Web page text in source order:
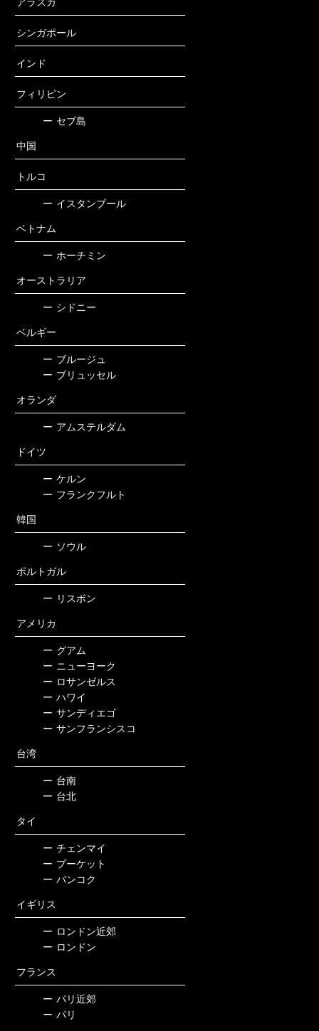
シンガポール
インド
フィリピン
ー セブ島
中国
トルコ
ー イスタンブール
ベトナム
ー ホーチミン
オーストラリア
ー シドニー
ベルギー
ー ブルージュ
ー ブリュッセル
オランダ
ー アムステルダム
ドイツ
ー ケルン
ー フランクフルト
韓国
ー ソウル
ポルトガル
ー リスボン
アメリカ
ー グアム
ー ニューヨーク
ー ロサンゼルス
ー ハワイ
ー サンディエゴ
ー サンフランシスコ
台湾
ー 台南
ー 台北
タイ
ー チェンマイ
ー プーケット
ー バンコク
イギリス
ー ロンドン近郊
ー ロンドン
フランス
ー パリ近郊
ー パリ